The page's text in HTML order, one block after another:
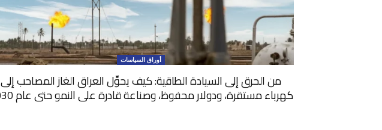
أوراق السياسات
من الحرق إلى السيادة الطاقية: كيف يحوِّل العراق الغاز المصاحب إلى
كهرباء مستقرة، ودولار محفوظ، وصناعة قادرة على النمو حتى عام 2030